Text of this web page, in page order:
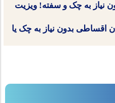
نیاز به چک و سفته! ویزیت
اقساطی بدون نیاز به چک یا